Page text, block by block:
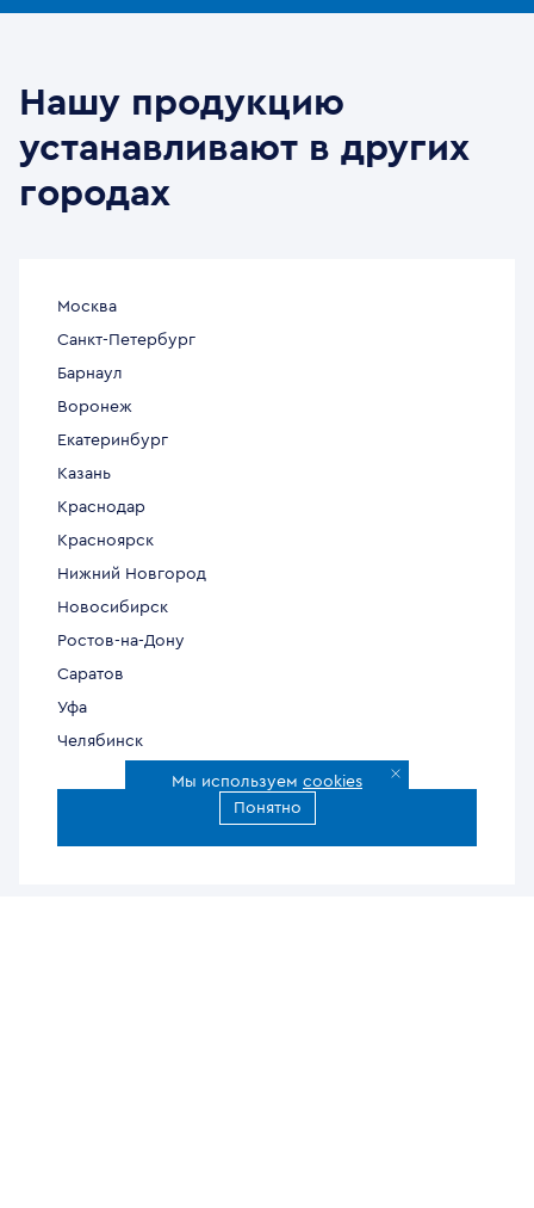
Нашу продукцию
устанавливают в других
городах
Москва
Санкт-Петербург
Барнаул
Воронеж
Екатеринбург
Казань
Краснодар
Красноярск
Нижний Новгород
Новосибирск
Ростов-на-Дону
Саратов
Уфа
Челябинск
Все города доставки
Мы используем cookies
Понятно